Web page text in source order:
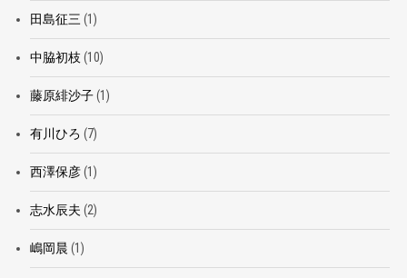
田島征三 (1)
中脇初枝 (10)
藤原緋沙子(1)
有川ひろ (7)
西澤保彦(1)
志水辰夫 (2)
嶋岡晨 (1)